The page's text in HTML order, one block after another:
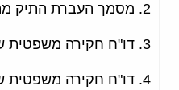
2. מסמך העברת התיק מהמודיעין הכללי
3. דו"ח חקירה משפטית של נאשם מספר 1
4. דו"ח חקירה משפטית של נאשם מספר 2